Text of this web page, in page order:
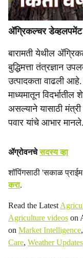
ॲग्रिकल्चर
बारामती येथील
बुद्धिमत्ता तंत्रज्ञान
उत्पादकता वाढली आहे.
माध्यमातून
असल्याने यासाठी
पवार यांचे आभार मानले.
ॲग्रोवनचेसदस्य व्हा
शॉपिंगसाठी 'सकाळ
करा.
Read the Latest
Agriculture videos on
on Market Intelligence,
Care, Weather Updates